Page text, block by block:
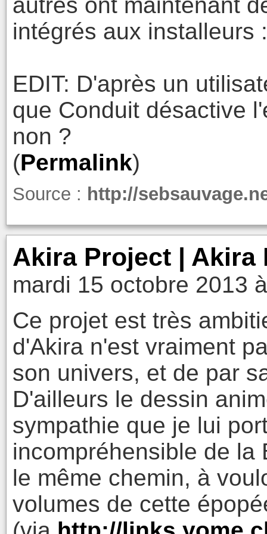
intégrés aux installeurs
EDIT: D'après un
que Conduit désactive
non ?
(Permalink)
Source : http://
Akira Project | Akira
mardi 15 octobre 2013
Ce projet est très
d'Akira n'est vraiment
son univers, et de par
D'ailleurs le dessin
sympathie que je lui
incompréhensible de la
le même chemin, à
volumes de cette